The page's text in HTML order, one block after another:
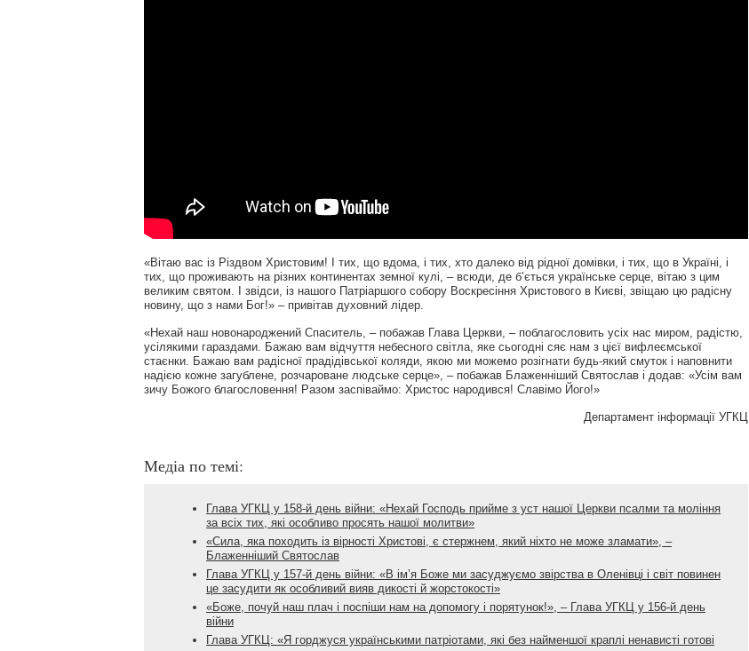
«Вітаю вас із Різдвом Христовим! І тих, що вдома, і тих, хто далеко від рідної домівки, і тих, що в Україні, і
тих, що проживають на різних континентах земної кулі, – всюди, де б’ється українське серце, вітаю з цим
великим святом. І звідси, із нашого Патріаршого собору Воскресіння Христового в Києві, звіщаю цю радісну
новину, що з нами Бог!» – привітав духовний лідер.
«Нехай наш новонароджений Спаситель, – побажав Глава Церкви, – поблагословить усіх нас миром, радістю,
усілякими гараздами. Бажаю вам відчуття небесного світла, яке сьогодні сяє нам з цієї вифлеємської
стаєнки. Бажаю вам радісної прадідівської коляди, якою ми можемо розігнати будь-який смуток і наповнити
надією кожне загублене, розчароване людське серце», – побажав Блаженніший Святослав і додав: «Усім вам
зичу Божого благословення! Разом заспіваймо: Христос народився! Славімо Його!»
Департамент інформації УГКЦ
Медіа по темі:
Глава УГКЦ у 158-й день війни: «Нехай Господь прийме з уст нашої Церкви псалми та моління
за всіх тих, які особливо просять нашої молитви»
«Сила, яка походить із вірності Христові, є стержнем, який ніхто не може зламати», –
Блаженніший Святослав
Глава УГКЦ у 157-й день війни: «В ім’я Боже ми засуджуємо звірства в Оленівці і світ повинен
це засудити як особливий вияв дикості й жорстокості»
«Боже, почуй наш плач і поспіши нам на допомогу і порятунок!», – Глава УГКЦ у 156-й день
війни
Глава УГКЦ: «Я горджуся українськими патріотами, які без найменшої краплі ненависті готові